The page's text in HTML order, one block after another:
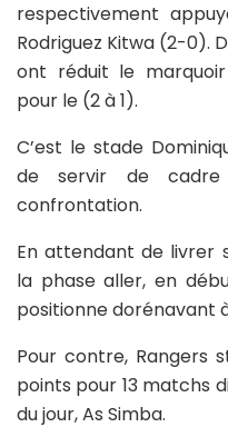
respectivement
Rodriguez Kitwa (2-0).
ont réduit le
pour le (2 à 1).
C’est le stade
de servir de
confrontation.
En attendant de livrer
la phase aller, en
positionne dorénavant
Pour contre, Rangers
points pour 13 matchs
du jour, As Simba.